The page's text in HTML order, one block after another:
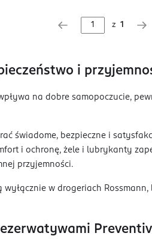
z 1
i
na dobre samopoczucie,
świadome, bezpieczne i
i ochronę, żele i lubrykanty
przyjemności.
w drogeriach